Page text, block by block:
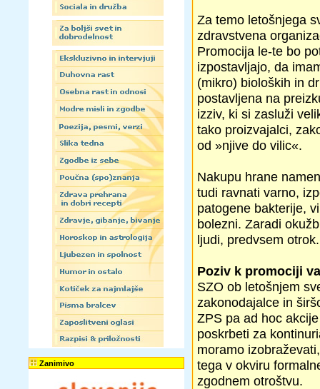
Zanimivo
Za temo letošnjega
zdravstvena
Promocija le-te bo
izpostavljajo, da
(mikro) bioloških in
postavljena na
izziv, ki si zasluži
tako proizvajalci,
od »njive do vilic«.
Nakupu hrane
tudi ravnati varno,
patogene bakterije,
bolezni. Zaradi
ljudi, predvsem otrok.
Poziv k promociji
SZO ob letošnjem
zakonodajalce in
ZPS pa ad hoc
poskrbeti za
moramo
tega v okviru
zgodnem otroštvu.